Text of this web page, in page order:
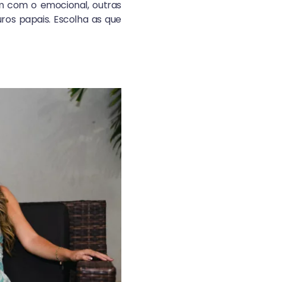
com o emocional, outras
papais. Escolha as que